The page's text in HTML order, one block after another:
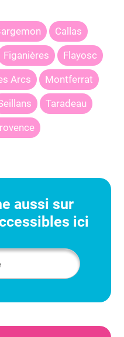
Callas
Figanières Flayosc
Arcs Montferrat
Taradeau
aussi sur
ici